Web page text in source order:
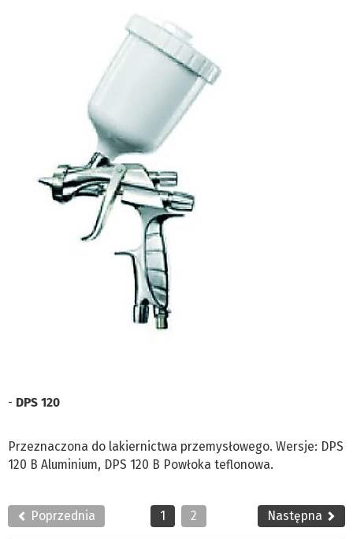
- DPS 120
Przeznaczona do lakiernictwa przemysłowego. Wersje: DPS
120 B Aluminium, DPS 120 B Powłoka teflonowa.
Poprzednia 1 2 Następna